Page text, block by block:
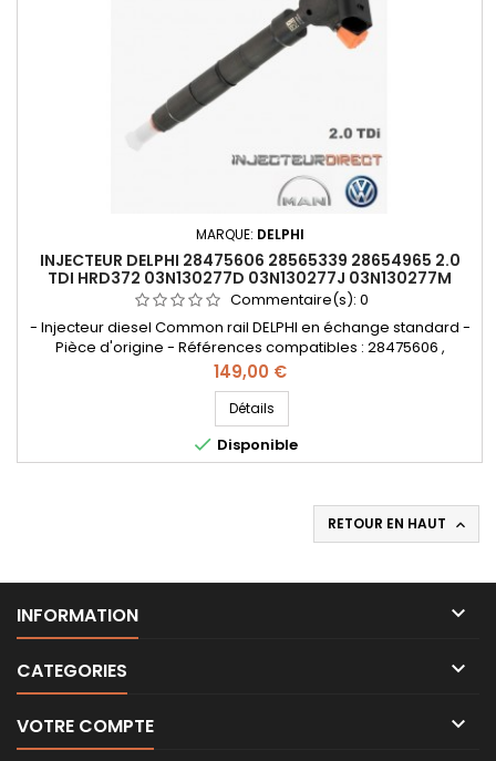
MARQUE: DELPHI
INJECTEUR DELPHI 28475606 28565339 28654965 2.0
TDI HRD372 03N130277D 03N130277J 03N130277M
Commentaire(s): 0
- Injecteur diesel Common rail DELPHI en échange standard -
Pièce d'origine - Références compatibles : 28475606 ,
28654965 , 28565339 , 03N130277D , 03N130277J , 03N130277M
- Pour motorisation Volkswagen 2.0 TDi et MAN 2.0 TDi Pièce
d'origine
Prix
149,00 €
Détails
 Disponible
RETOUR EN HAUT 
INFORMATION 
CATEGORIES 
VOTRE COMPTE 